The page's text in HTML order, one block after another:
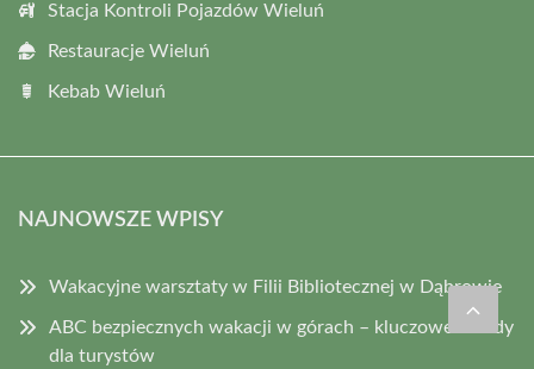
Stacja Kontroli Pojazdów Wieluń
Restauracje Wieluń
Kebab Wieluń
NAJNOWSZE WPISY
Wakacyjne warsztaty w Filii Bibliotecznej w Dąbrowie
ABC bezpiecznych wakacji w górach – kluczowe zasady
dla turystów